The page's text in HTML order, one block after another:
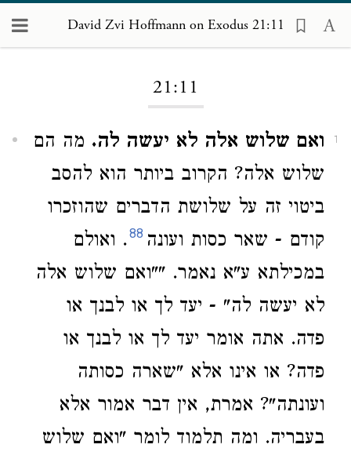
David Zvi Hoffmann on Exodus 21:11
21:11
1 ואם שלוש אלה לא יעשה לה. מה הם
שלוש אלה? הקרוב ביותר הוא להסב
ביטוי זה על שלושת הדברים שהוזכרו
קודם - שאר כסות ועונה 88. ואולם
במכילתא ע"א נאמר. ""ואם שלוש אלה
לא יעשה לה" - יעד לך או לבנך או
פדה. אתה אומר יעד לך או לבנך או
פדה? או אינו אלא "שארה כסותה
ועונתה"? אמרת, אין דבר אמור אלא
בעבריה. ומה תלמוד לומר "ואם שלוש